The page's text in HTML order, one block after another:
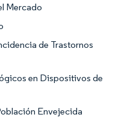
Mercado
de Trastornos
en Dispositivos de
Envejecida